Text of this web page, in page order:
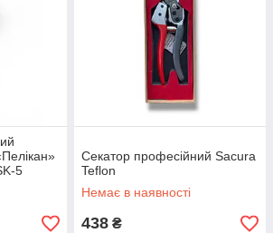
5
Секатор професійний Sacura
Teflon
Немає в наявності
438 ₴